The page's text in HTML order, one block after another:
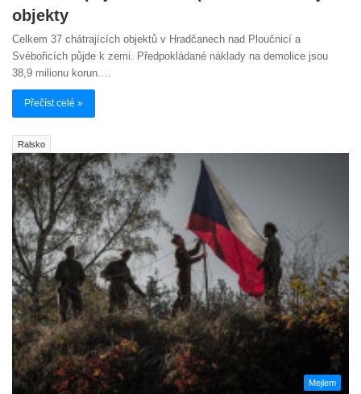
objekty
Celkem 37 chátrajících objektů v Hradčanech nad Ploučnicí a
Svébořicích půjde k zemi. Předpokládané náklady na demolice jsou
38,9 milionu korun.…
Přečíst celé »
Ralsko
Mejlem